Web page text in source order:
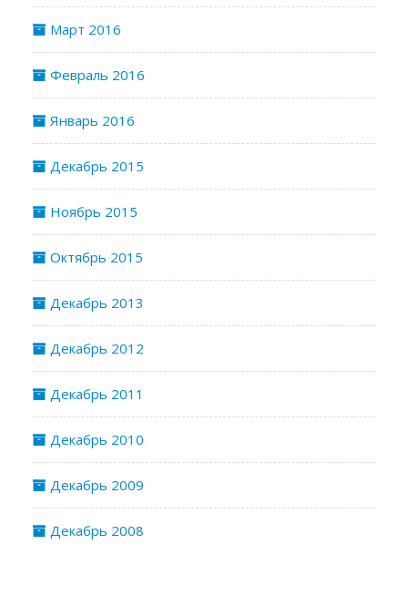
Март 2016
Февраль 2016
Январь 2016
Декабрь 2015
Ноябрь 2015
Октябрь 2015
Декабрь 2013
Декабрь 2012
Декабрь 2011
Декабрь 2010
Декабрь 2009
Декабрь 2008